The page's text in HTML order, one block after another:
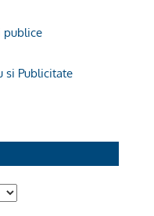
publice
si Publicitate